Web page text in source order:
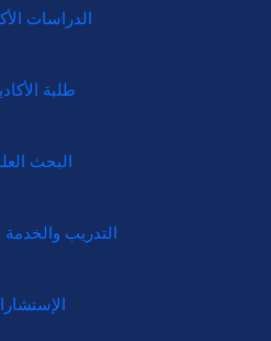
الدراسات
طلبة
البحث
التدريب والخدمة